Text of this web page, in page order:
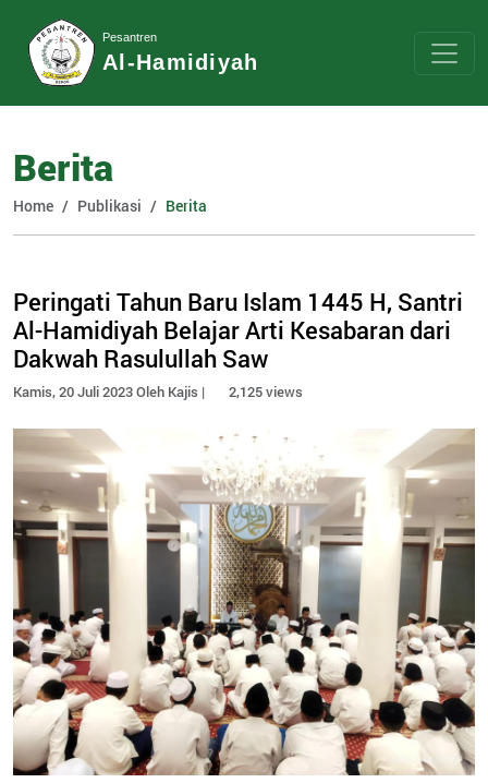
Pesantren
Al-Hamidiyah
Berita
Home Publikasi Berita
Peringati Tahun Baru Islam 1445 H, Santri
Al-Hamidiyah Belajar Arti Kesabaran dari
Dakwah Rasulullah Saw
Kamis, 20 Juli 2023 Oleh Kajis | 2,125 views